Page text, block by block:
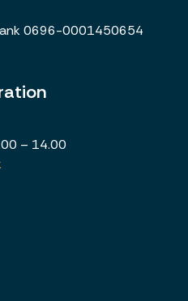
0696-0001450654
– 14.00